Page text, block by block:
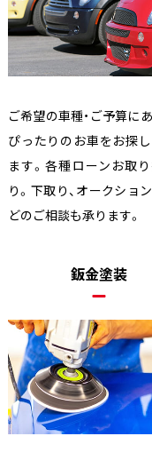
ご希望の車種・ご予算に
ぴったりのお車をお探
ます。各種ローンお取
り。下取り、オークショ
どのご相談も承ります。
鈑金塗装